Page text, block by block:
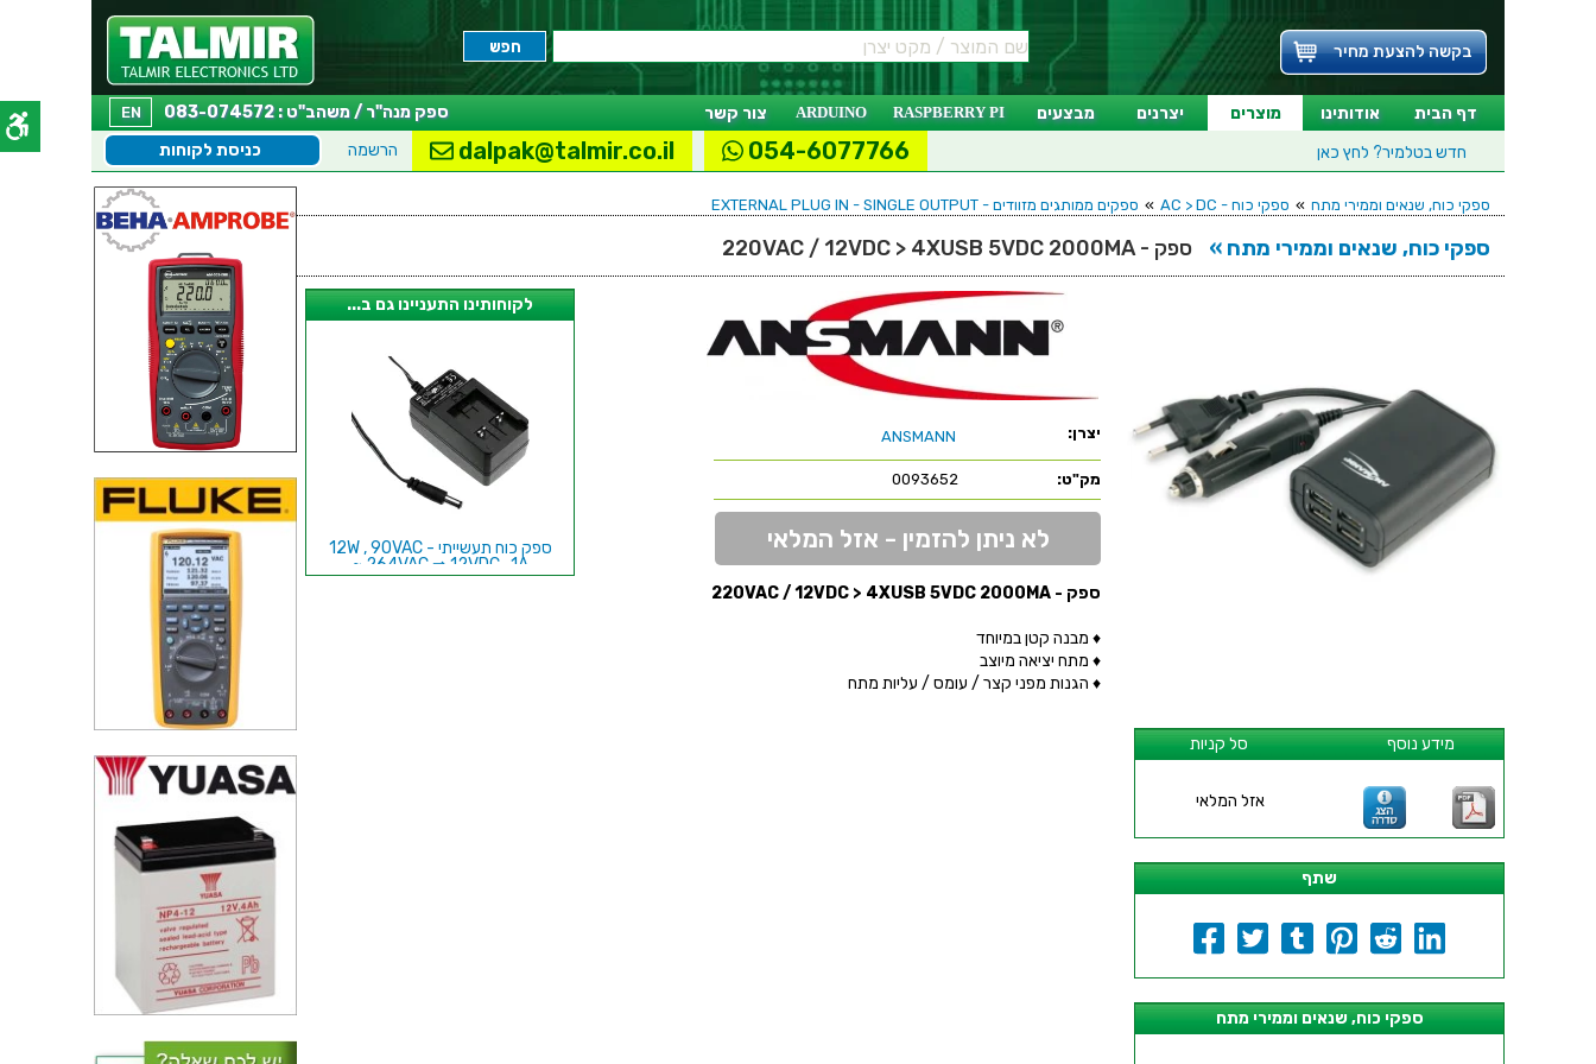
בקשה להצעת מחיר
דף הבית אודותינו מוצרים יצרנים מבצעים RASPBERRY PI
ARDUINO צור קשר EN
ספק מנה"ר / משהב"ט : 083-074572
חדש בטלמיר? לחץ כאן כניסת לקוחות הרשמה dalpak@talmir.co.il 054-6077766
ספקי כוח, שנאים וממירי מתח » ספקי כוח - AC > DC » ספקים ממותגים מזוודים - EXTERNAL PLUG IN - SINGLE OUTPUT
ספקי כוח, שנאים וממירי מתח » ספק - 220VAC / 12VDC > 4XUSB 5VDC 2000MA
סל קניות מידע נוסף
אזל המלאי
שתף
ספקי כוח, שנאים וממירי מתח
יצרן: ANSMANN
מק"ט: 0093652
לא ניתן להזמין - אזל המלאי
לקוחותינו התעניינו גם ב...
ספק כוח תעשייתי - 12W , 90VAC
~ 264VAC ⇒ 12VDC , 1A
ספק - 220VAC / 12VDC > 4XUSB 5VDC 2000MA
♦ מבנה קטן במיוחד
♦ מתח יציאה מיוצב
♦ הגנות מפני קצר / עומס / עליות מתח